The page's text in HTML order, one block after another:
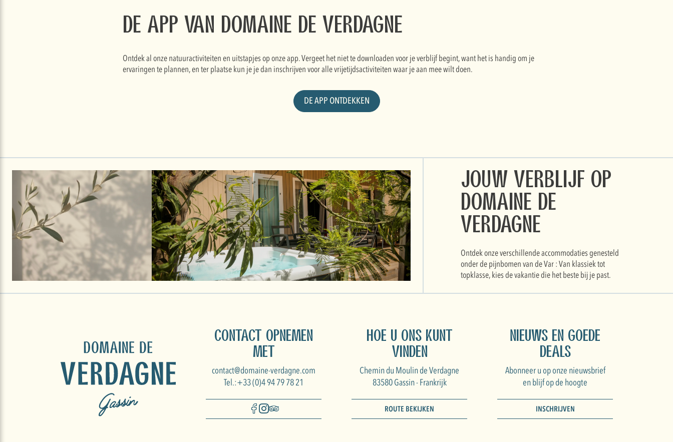
De app van Domaine de Verdagne
Ontdek al onze natuuractiviteiten en uitstapjes op onze app. Vergeet het niet te downloaden voor je verblijf begint, want het is handig om je
ervaringen te plannen, en ter plaatse kun je je dan inschrijven voor alle vrijetijdsactiviteiten waar je aan mee wilt doen.
DE APP ONTDEKKEN
Jouw verblijf op
Domaine de
Verdagne
Ontdek onze verschillende accommodaties genesteld
onder de pijnbomen van de Var : Van klassiek tot
topklasse, kies de vakantie die het beste bij je past.
Contact opnemen
met
contact@domaine-verdagne.com
Tel.:+33 (0)4 94 79 78 21
Hoe u ons kunt
vinden
Chemin du Moulin de Verdagne
83580 Gassin - Frankrijk
ROUTE BEKIJKEN
Nieuws en goede
deals
Abonneer u op onze nieuwsbrief
en blijf op de hoogte
INSCHRIJVEN